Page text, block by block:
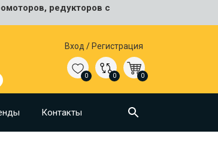
редукторов с
Вход / Регистрация
0 0 0
Контакты